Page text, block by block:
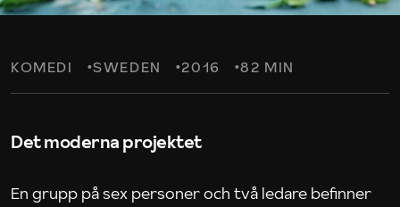
KOMEDI SWEDEN 2016 82 MIN
Det moderna projektet
En grupp på sex personer och två ledare befinner